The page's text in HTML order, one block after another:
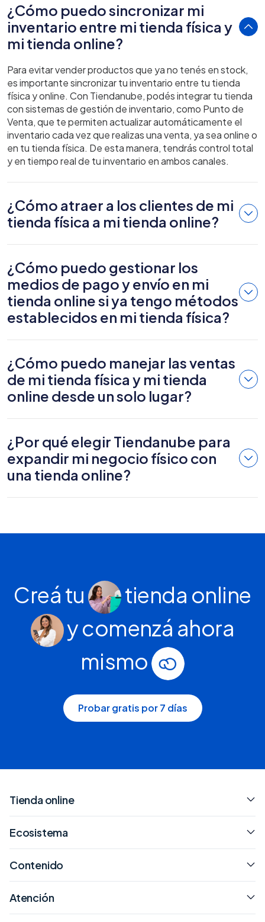
¿Cómo puedo sincronizar mi
inventario entre mi tienda física y
mi tienda online?
Para evitar vender productos que ya no tenés en stock,
es importante sincronizar tu inventario entre tu tienda
física y online. Con Tiendanube, podés integrar tu tienda
con sistemas de gestión de inventario, como Punto de
Venta, que te permiten actualizar automáticamente el
inventario cada vez que realizas una venta, ya sea online o
en tu tienda física. De esta manera, tendrás control total
y en tiempo real de tu inventario en ambos canales.
¿Cómo atraer a los clientes de mi
tienda física a mi tienda online?
¿Cómo puedo gestionar los
medios de pago y envío en mi
tienda online si ya tengo métodos
establecidos en mi tienda física?
¿Cómo puedo manejar las ventas
de mi tienda física y mi tienda
online desde un solo lugar?
¿Por qué elegir Tiendanube para
expandir mi negocio físico con
una tienda online?
Creá tu
tienda online
y comenzá ahora
mismo
Probar gratis por 7 días
Tienda online
Ecosistema
Contenido
Atención